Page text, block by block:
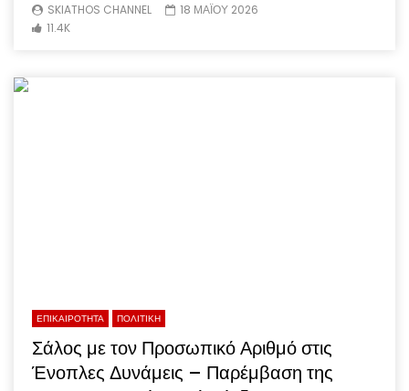
SKIATHOS CHANNEL
18 ΜΑΪΟΥ 2026
11.4K
ΕΠΙΚΑΙΡΟΤΗΤΑ ΠΟΛΙΤΙΚΗ
Σάλος με τον Προσωπικό Αριθμό στις
Ένοπλες Δυνάμεις – Παρέμβαση της